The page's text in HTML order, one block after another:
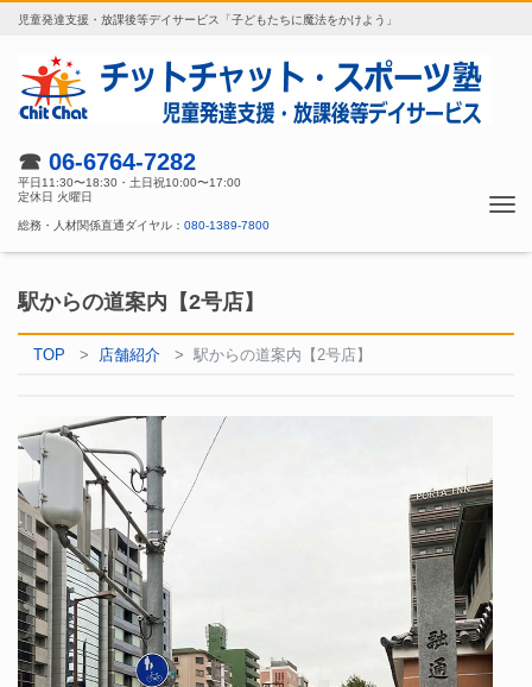
児童発達支援・放課後等デイサービス「子どもたちに魔法をかけよう」
☎ 06-6764-7282
平日11:30〜18:30・土日祝10:00〜17:00
定休日 火曜日
総務・人材関係直通ダイヤル： 080-1389-7800
駅からの道案内【2号店】
TOP 店舗紹介 駅からの道案内【2号店】